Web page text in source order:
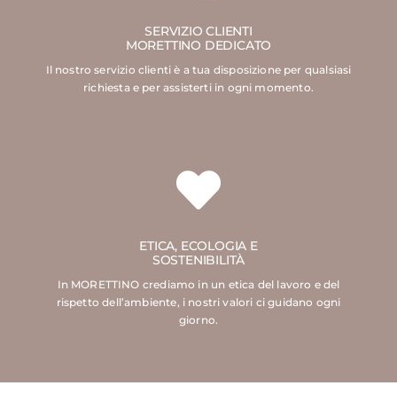
SERVIZIO CLIENTI
MORETTINO DEDICATO
Il nostro servizio clienti è a tua disposizione per qualsiasi
richiesta e per assisterti in ogni momento.
ETICA, ECOLOGIA E
SOSTENIBILITÀ
In MORETTINO crediamo in un etica del lavoro e del
rispetto dell’ambiente, i nostri valori ci guidano ogni
giorno.